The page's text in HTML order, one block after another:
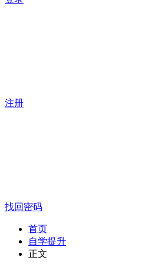
注册
找回密码
首页
自学提升
正文